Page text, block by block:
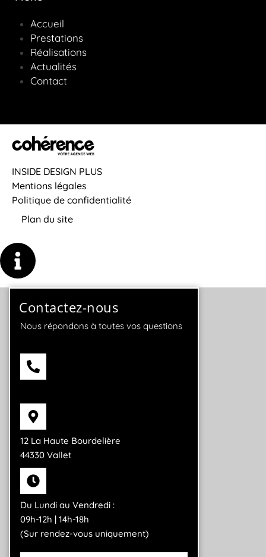
Accueil
Prestations
Réalisations
Actualités
Contact
INSIDE DESIGN PLUS
Mentions légales
Politique de confidentialité
Plan du site
Contactez-nous
Nous répondons à toutes vos questions
12 La Haute Bourdelière
44330 Vallet
Du Lundi au Vendredi :
09h-12h | 14h-18h
(Sur rendez-vous uniquement)